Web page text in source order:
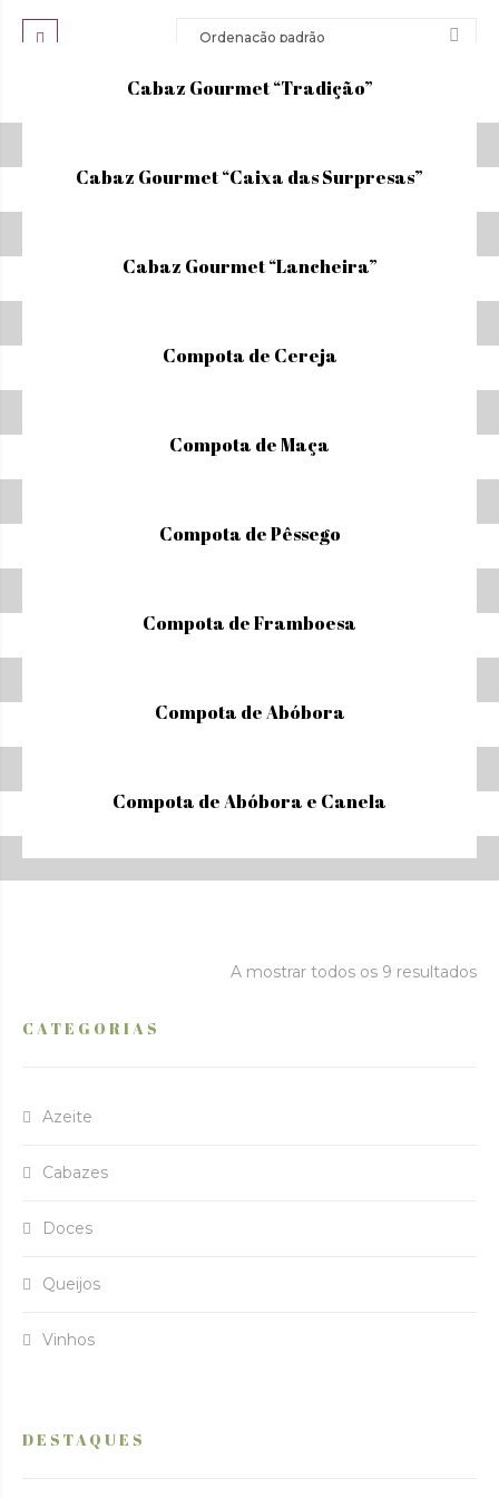
Cabaz Gourmet “Tradição”
Cabaz Gourmet “Caixa das Surpresas”
Cabaz Gourmet “Lancheira”
Compota de Cereja
Compota de Maça
Compota de Pêssego
Compota de Framboesa
Compota de Abóbora
Compota de Abóbora e Canela
A mostrar todos os 9 resultados
CATEGORIAS
Azeite
Cabazes
Doces
Queijos
Vinhos
DESTAQUES